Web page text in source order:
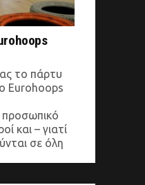
το πάρτυ
Eurohoops
προσωπικό
και – γιατί
σε όλη